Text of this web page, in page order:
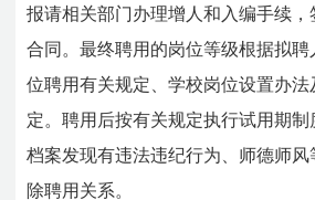
报请相关部门办理增人和入编手续，
合同。最终聘用的岗位等级根据拟
位聘用有关规定、学校岗位设置办
定。聘用后按有关规定执行试用期制
档案发现有违法违纪行为、师德师
除聘用关系。